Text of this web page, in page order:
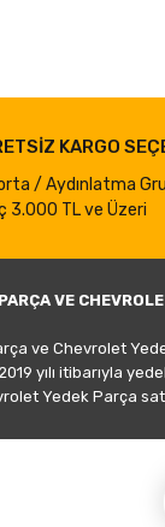
eksik
hatalar
diğer sitelerden
KARGO
/ Aydınlatma
3.000 TL ve Üzeri
VE
ve Chevrolet
yılı itibarıyla
Yedek Parça